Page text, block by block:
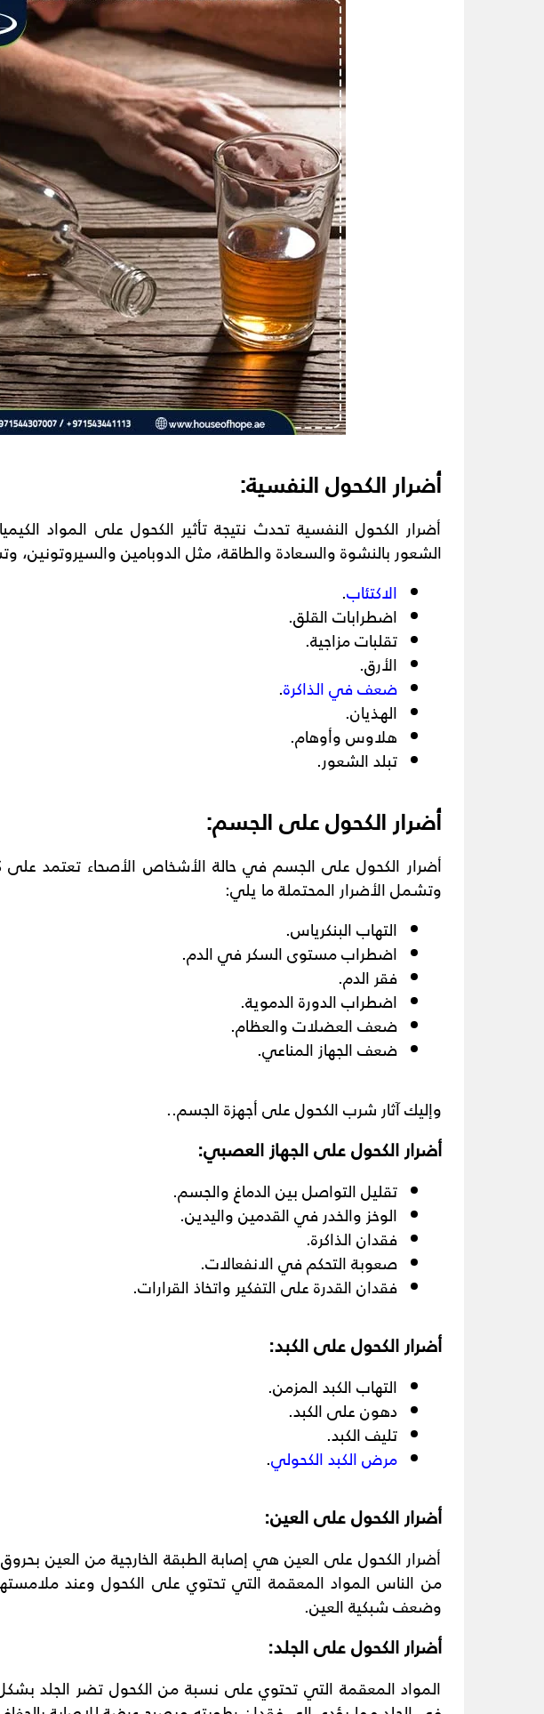
أضرار الكحول النفسية:
أضرار الكحول النفسية تحدث نتيجة تأثير الكحول على المواد
الشعور بالنشوة والسعادة والطاقة، مثل الدوبامين والسيروتونين،
الاكتئاب.
اضطرابات القلق.
تقلبات مزاجية.
الأرق.
ضعف في الذاكرة.
الهذيان.
هلاوس وأوهام.
تبلد الشعور.
أضرار الكحول على الجسم:
أضرار الكحول على الجسم في حالة الأشخاص الأصحاء تعتمد على
وتشمل الأضرار المحتملة ما يلي:
التهاب البنكرياس.
اضطراب مستوى السكر في الدم.
فقر الدم.
اضطراب الدورة الدموية.
ضعف العضلات والعظام.
ضعف الجهاز المناعي.
وإليك آثار شرب الكحول على أجهزة الجسم..
أضرار الكحول على الجهاز العصبي:
تقليل التواصل بين الدماغ والجسم.
الوخز والخدر في القدمين واليدين.
فقدان الذاكرة.
صعوبة التحكم في الانفعالات.
فقدان القدرة على التفكير واتخاذ القرارات.
أضرار الكحول على الكبد:
التهاب الكبد المزمن.
دهون على الكبد.
تليف الكبد.
مرض الكبد الكحولي.
أضرار الكحول على العين:
أضرار الكحول على العين هي إصابة الطبقة الخارجية من العين
من الناس المواد المعقمة التي تحتوي على الكحول وعند
وضعف شبكية العين.
أضرار الكحول على الجلد:
المواد المعقمة التي تحتوي على نسبة من الكحول تضر الجلد